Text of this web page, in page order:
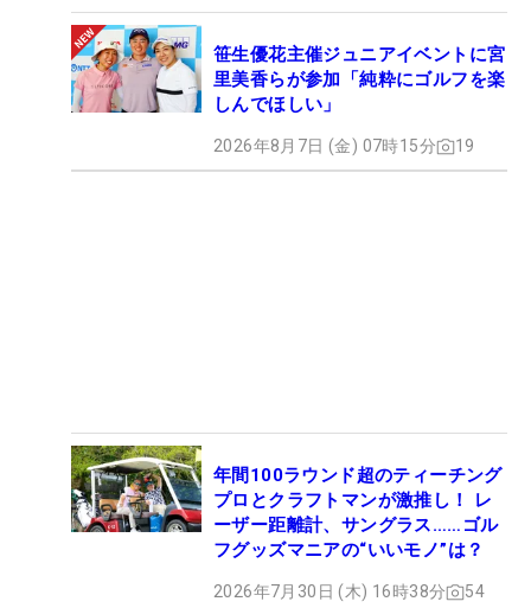
笹生優花主催ジュニアイベントに宮
里美香らが参加「純粋にゴルフを楽
しんでほしい」
2026年8月7日 (金) 07時15分 19
年間100ラウンド超のティーチング
プロとクラフトマンが激推し！ レ
ーザー距離計、サングラス……ゴル
フグッズマニアの“いいモノ”は？
2026年7月30日 (木) 16時38分 54